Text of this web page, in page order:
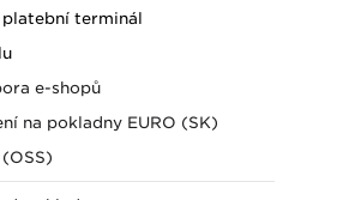
platební terminál
e-shopů
na pokladny EURO (SK)